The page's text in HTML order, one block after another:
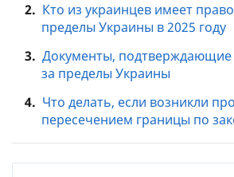
2. Кто из украинцев имеет
пределы Украины в 2025 году
3. Документы, подтверждающие
за пределы Украины
4. Что делать, если возникли
пересечением границы по